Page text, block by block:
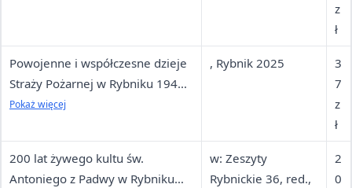
z
ł
Powojenne i współczesne dzieje
Straży Pożarnej w Rybniku 1945-
2025
Pokaż więcej
, Rybnik 2025
3
7
z
ł
200 lat żywego kultu św.
Antoniego z Padwy w Rybniku
w: Zeszyty
Rybnickie 36, red.,
2
0